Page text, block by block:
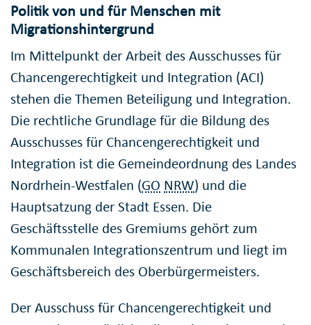
Politik von und für Menschen mit
Migrationshintergrund
Im Mittelpunkt der Arbeit des Ausschusses für
Chancengerechtigkeit und Integration (ACI)
stehen die Themen Beteiligung und Integration.
Die rechtliche Grundlage für die Bildung des
Ausschusses für Chancengerechtigkeit und
Integration ist die Gemeindeordnung des Landes
Nordrhein-Westfalen (GO NRW) und die
Hauptsatzung der Stadt Essen. Die
Geschäftsstelle des Gremiums gehört zum
Kommunalen Integrationszentrum und liegt im
Geschäftsbereich des Oberbürgermeisters.
Der Ausschuss für Chancengerechtigkeit und